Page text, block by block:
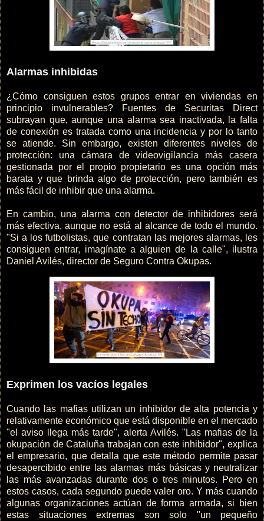
Alarmas inhibidas
¿Cómo consiguen estos grupos entrar en viviendas en
principio invulnerables? Fuentes de Securitas Direct
subrayan que, aunque una alarma sea inactivada, la falta
de conexión es tratada como una incidencia y por lo tanto
se atiende. Sin embargo, existen diferentes niveles de
protección: una cámara de videovigilancia más casera
gestionada por el propio propietario es una opción más
barata y que brinda algo de protección, pero también es
más fácil de inhibir que una alarma.
En cambio, una alarma con detector de inhibidores será
más efectiva, aunque no está al alcance de todo el mundo.
"Si a los futbolistas, que contratan las mejores alarmas, les
consiguen entrar, imagínate a alguien de la calle", ilustra
Daniel Avilés, director de Seguro Contra Okupas.
Exprimen los vacíos legales
Cuando las mafias utilizan un inhibidor de alta potencia y
relativamente económico que está disponible en el mercado
"el aviso llega más tarde", alerta Avilés. "Las mafias de la
okupación de Cataluña trabajan con este inhibidor", explica
el empresario, que detalla que este método permite pasar
desapercibido entre las alarmas más básicas y neutralizar
las más avanzadas durante dos o tres minutos. Pero en
estos casos, cada segundo puede valer oro. Y más cuando
algunas organizaciones actúan de forma armada, si bien
estas situaciones extremas son solo "un pequeño